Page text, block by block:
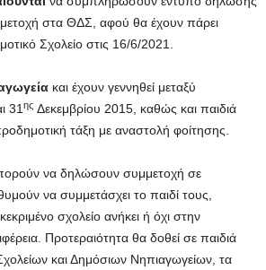
στα ΘΔΣ, αφού θα έχουν πάρει
Σχολείο στις 16/6/2021.
και έχουν γεννηθεί μεταξύ
31ης Δεκεμβρίου 2015, καθώς και παιδιά
τάξη με αναστολή φοίτησης.
να δηλώσουν συμμετοχή σε
να συμμετάσχει το παιδί τους,
σχολείο ανήκει ή όχι στην
Προτεραιότητα θα δοθεί σε παιδιά
και Δημόσιων Νηπιαγωγείων, τα